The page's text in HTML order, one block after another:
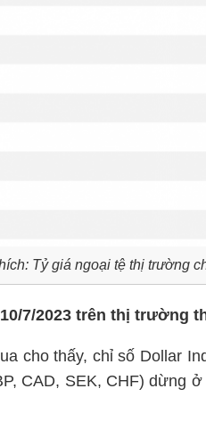
Tỷ giá ngoại tệ thị trường
7/2023 trên thị trường
cho thấy, chỉ số Dollar
CAD, SEK, CHF) dừng